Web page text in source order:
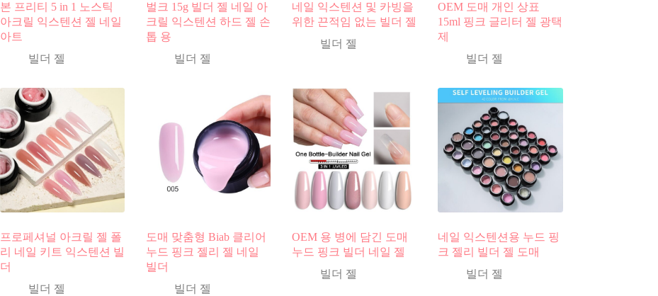
본 프리티 5 in 1 노스틱
아크릴 익스텐션 젤 네일
아트
빌더 젤
벌크 15g 빌더 젤 네일 아
크릴 익스텐션 하드 젤 손
톱 용
빌더 젤
네일 익스텐션 및 카빙을
위한 끈적임 없는 빌더 젤
빌더 젤
OEM 도매 개인 상표
15ml 핑크 글리터 젤 광택
제
빌더 젤
프로페셔널 아크릴 젤 폴
리 네일 키트 익스텐션 빌
더
빌더 젤
도매 맞춤형 Biab 클리어
누드 핑크 젤리 젤 네일
빌더
빌더 젤
OEM 용 병에 담긴 도매
누드 핑크 빌더 네일 젤
빌더 젤
네일 익스텐션용 누드 핑
크 젤리 빌더 젤 도매
빌더 젤